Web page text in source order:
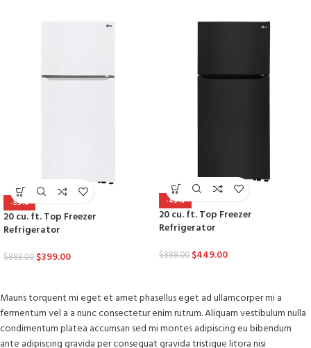
-55%
20 cu. ft. Top Freezer
Refrigerator
$888.00 $399.00
-49%
20 cu. ft. Top Freezer
Refrigerator
$888.00 $449.00
Mauris torquent mi eget et amet phasellus eget ad ullamcorper mi a
fermentum vel a a nunc consectetur enim rutrum. Aliquam vestibulum nulla
condimentum platea accumsan sed mi montes adipiscing eu bibendum
ante adipiscing gravida per consequat gravida tristique litora nisi